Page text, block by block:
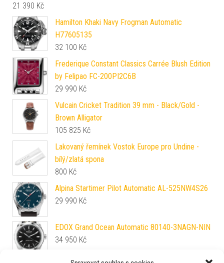
21 390 Kč
Hamilton Khaki Navy Frogman Automatic
H77605135
32 100 Kč
Frederique Constant Classics Carrée Blush Edition
by Felipao FC-200PI2C6B
29 990 Kč
Vulcain Cricket Tradition 39 mm - Black/Gold -
Brown Alligator
105 825 Kč
Lakovaný řemínek Vostok Europe pro Undine -
bílý/zlatá spona
800 Kč
Alpina Startimer Pilot Automatic AL-525NW4S26
29 990 Kč
EDOX Grand Ocean Automatic 80140-3NAGN-NIN
34 950 Kč